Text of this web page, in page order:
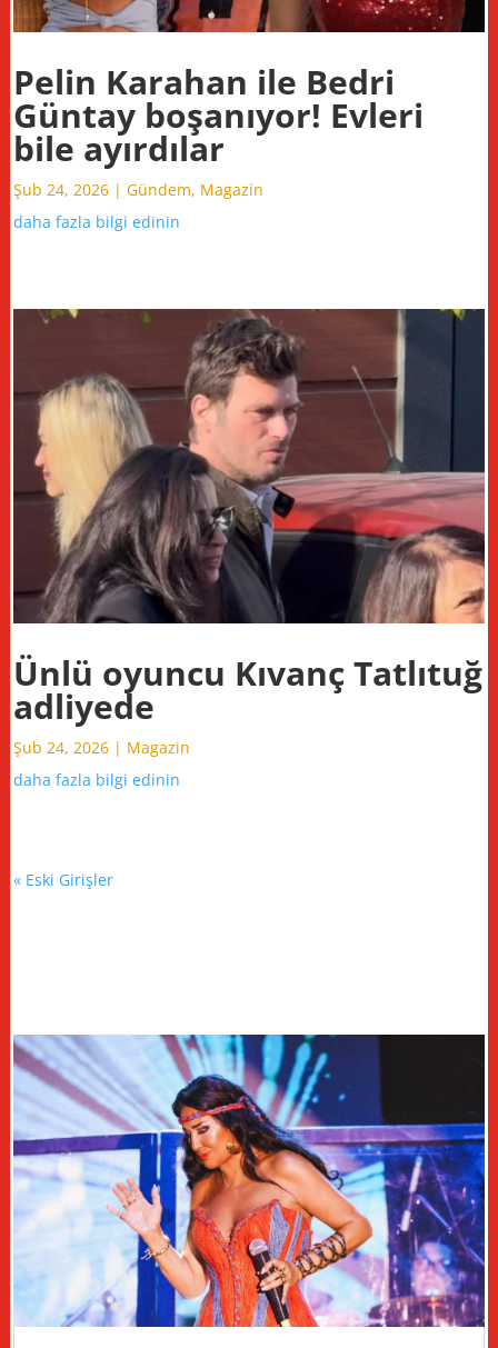
Pelin Karahan ile Bedri
Güntay boşanıyor! Evleri
bile ayırdılar
Şub 24, 2026 | Gündem, Magazin
daha fazla bilgi edinin
Ünlü oyuncu Kıvanç Tatlıtuğ
adliyede
Şub 24, 2026 | Magazin
daha fazla bilgi edinin
« Eski Girişler